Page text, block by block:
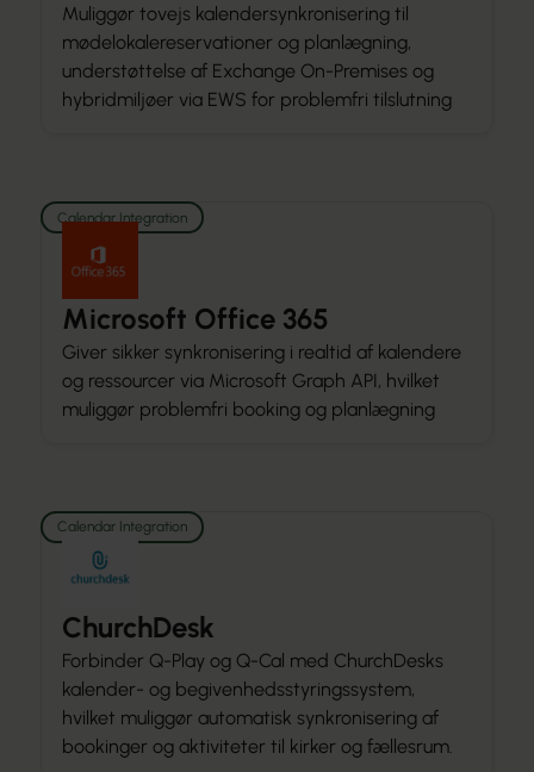
Muliggør tovejs kalendersynkronisering til
mødelokalereservationer og planlægning,
understøttelse af Exchange On-Premises og
hybridmiljøer via EWS for problemfri tilslutning
Calendar Integration
Microsoft Office 365
Giver sikker synkronisering i realtid af kalendere
og ressourcer via Microsoft Graph API, hvilket
muliggør problemfri booking og planlægning
Calendar Integration
ChurchDesk
Forbinder Q-Play og Q-Cal med ChurchDesks
kalender- og begivenhedsstyringssystem,
hvilket muliggør automatisk synkronisering af
bookinger og aktiviteter til kirker og fællesrum.